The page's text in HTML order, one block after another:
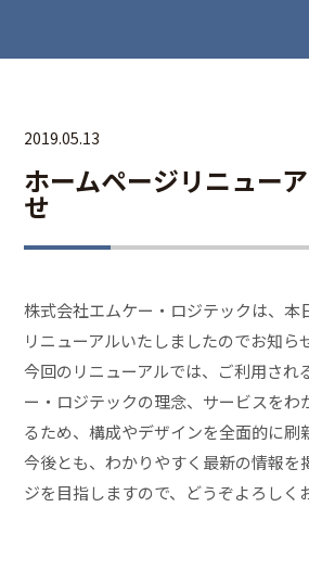
2019.05.13
ホームページリニュー
せ
株式会社エムケー・ロジテックは、本
リニューアルいたしましたのでお知ら
今回のリニューアルでは、ご利用され
ー・ロジテックの理念、サービスをわ
るため、構成やデザインを全面的に刷
今後とも、わかりやすく最新の情報を
ジを目指しますので、どうぞよろしく